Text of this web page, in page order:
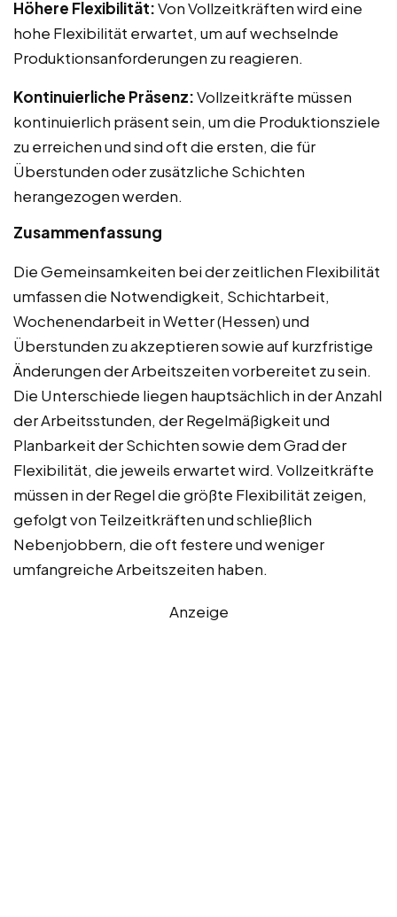
Höhere Flexibilität:Von Vollzeitkräften wird eine
hohe Flexibilität erwartet, um auf wechselnde
Produktionsanforderungen zu reagieren.
Kontinuierliche Präsenz:Vollzeitkräfte müssen
kontinuierlich präsent sein, um die Produktionsziele
zu erreichen und sind oft die ersten, die für
Überstunden oder zusätzliche Schichten
herangezogen werden.
Zusammenfassung
Die Gemeinsamkeiten bei der zeitlichen Flexibilität
umfassen die Notwendigkeit, Schichtarbeit,
Wochenendarbeit in Wetter (Hessen) und
Überstunden zu akzeptieren sowie auf kurzfristige
Änderungen der Arbeitszeiten vorbereitet zu sein.
Die Unterschiede liegen hauptsächlich in der Anzahl
der Arbeitsstunden, der Regelmäßigkeit und
Planbarkeit der Schichten sowie dem Grad der
Flexibilität, die jeweils erwartet wird. Vollzeitkräfte
müssen in der Regel die größte Flexibilität zeigen,
gefolgt von Teilzeitkräften und schließlich
Nebenjobbern, die oft festere und weniger
umfangreiche Arbeitszeiten haben.
Anzeige